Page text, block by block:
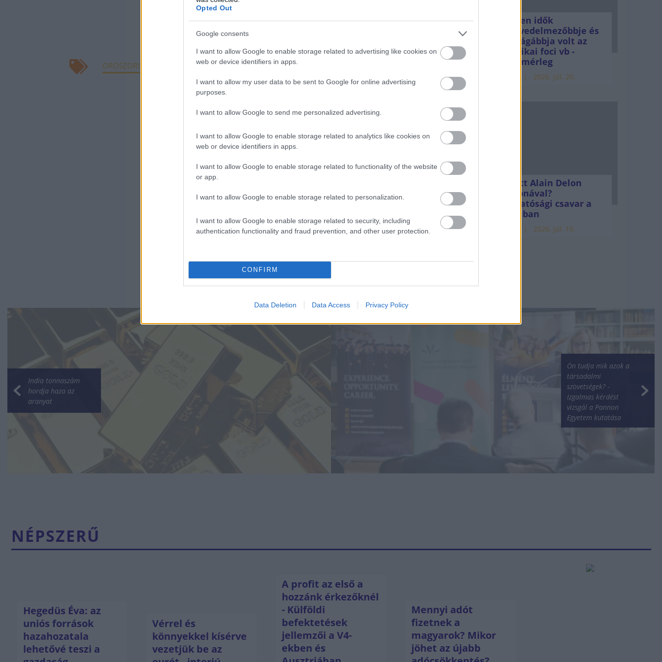
Opted Out
Google consents
I want to allow Google to enable storage related to advertising like cookies on
web or device identifiers in apps.
I want to allow my user data to be sent to Google for online advertising
purposes.
I want to allow Google to send me personalized advertising.
I want to allow Google to enable storage related to analytics like cookies on
web or device identifiers in apps.
I want to allow Google to enable storage related to functionality of the website
or app.
I want to allow Google to enable storage related to personalization.
I want to allow Google to enable storage related to security, including
authentication functionality and fraud prevention, and other user protection.
CONFIRM
Data Deletion Data Access Privacy Policy
Zelenszkij hangsúlyozta ugyanakkor, hogy "senki nem vádol senkit, ott
OROSZORSZÁG UKRAJNA HÁBORÚ ZELENSZKIJ FEGYVEREK
Minden idők
legjövedelmezőbbje és
legdrágábbja volt az
amerikai foci vb -
gyorsmérleg
2026. júl. 20.
Mi lett Alain Delon
vagyonával?
Adóhatósági csavar a
sztoriban
2026. júl. 19.
India tonnaszám
hordja haza az
aranyat
Ön tudja mik azok a
társadalmi
szövetségek? -
Izgalmas kérdést
vizsgál a Pannon
Egyetem kutatása
NÉPSZERŰ
Hegedüs Éva: az
uniós források
hazahozatala
lehetővé teszi a
Vérrel és
könnyekkel kísérve
vezetjük be az
A profit az első a
hozzánk érkezőknél
- Külföldi
befektetések
jellemzői a V4-
ekben és
Mennyi adót
fizetnek a
magyarok? Mikor
jöhet az újabb